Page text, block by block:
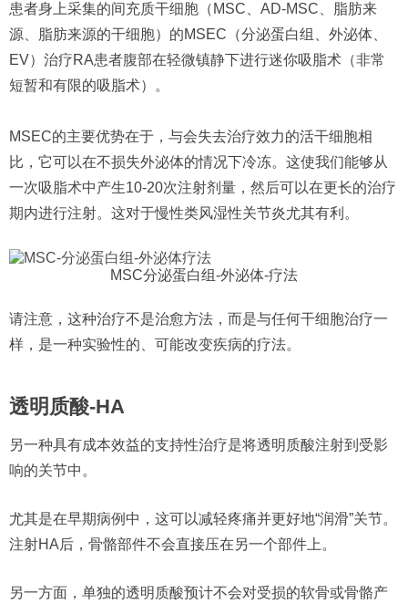
患者身上采集的间充质干细胞（MSC、AD-MSC、脂肪来
源、脂肪来源的干细胞）的MSEC（分泌蛋白组、外泌体、
EV）治疗RA患者腹部在轻微镇静下进行迷你吸脂术（非常
短暂和有限的吸脂术）。
MSEC的主要优势在于，与会失去治疗效力的活干细胞相
比，它可以在不损失外泌体的情况下冷冻。这使我们能够从
一次吸脂术中产生10-20次注射剂量，然后可以在更长的治疗
期内进行注射。这对于慢性类风湿性关节炎尤其有利。
MSC分泌蛋白组-外泌体-疗法
请注意，这种治疗不是治愈方法，而是与任何干细胞治疗一
样，是一种实验性的、可能改变疾病的疗法。
透明质酸-HA
另一种具有成本效益的支持性治疗是将透明质酸注射到受影
响的关节中。
尤其是在早期病例中，这可以减轻疼痛并更好地“润滑”关节。
注射HA后，骨骼部件不会直接压在另一个部件上。
另一方面，单独的透明质酸预计不会对受损的软骨或骨骼产